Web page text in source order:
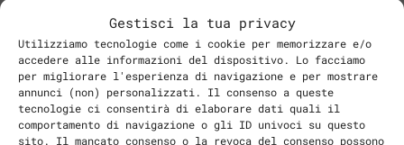
Gestisci la tua privacy
Utilizziamo tecnologie come i cookie per memorizzare e/o
accedere alle informazioni del dispositivo. Lo facciamo
per migliorare l'esperienza di navigazione e per mostrare
annunci (non) personalizzati. Il consenso a queste
tecnologie ci consentirà di elaborare dati quali il
comportamento di navigazione o gli ID univoci su questo
sito. Il mancato consenso o la revoca del consenso possono
ambiente sicuro e salubre, sia per
i pazienti che per coloro che
forniscono assistenza, è un
requisito fondamentale che i
pannelli radianti soddisfano